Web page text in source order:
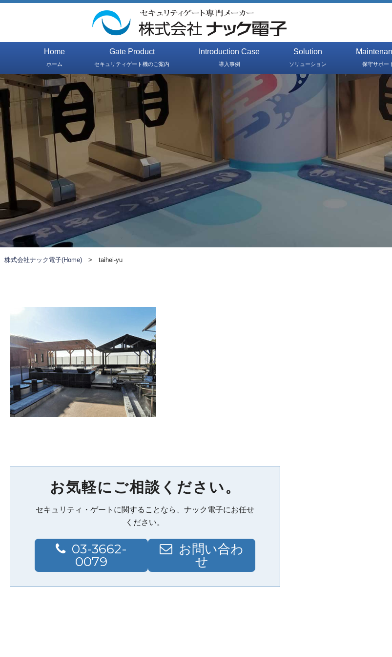
Home
ホーム
Gate Product
セキュリティゲート機のご案内
Introduction Case
導入事例
Solution
ソリューション 保守サポー
株式会社ナック電子(Home) >taihei-yu
お気軽にご相談ください。
セキュリティ・ゲートに関することなら、ナック電子にお任せ
ください。
03-3662-
0079
お問い合わ
せ